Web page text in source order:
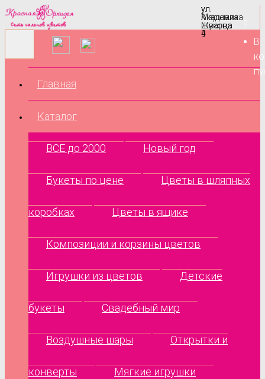
ул.
Маршала
Жукова
9
ул.
Академика
Шварца
4
В
Главная
Каталог
ВСЕ до 2000 Новый год
Букеты по цене Цветы в шляпных
коробках Цветы в ящике
Композиции и корзины цветов
Игрушки из цветов Детские
букеты Свадебный мир
Воздушные шары Открытки и
конверты Мягкие игрушки